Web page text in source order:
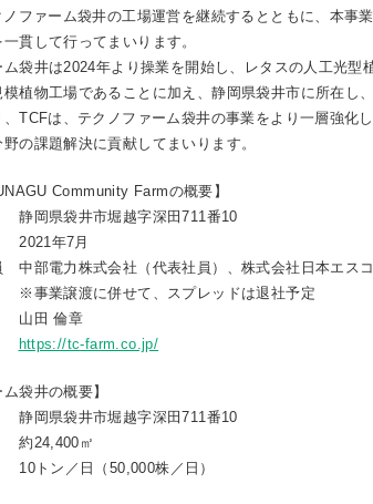
ファーム袋井の工場運営を継続するとともに、本事
貫して行ってまいります。
袋井は2024年より操業を開始し、レタスの人工光型
植物工場であることに加え、静岡県袋井市に所在
TCFは、テクノファーム袋井の事業をより一層強化
の課題解決に貢献してまいります。
Community Farmの概要】
岡県袋井市堀越字深田711番10
年7月
中部電力株式会社（代表社員）、株式会社日本エス
併せて、スプレッドは退社予定
山田 倫章
https://tc-farm.co.jp/
袋井の概要】
岡県袋井市堀越字深田711番10
24,400㎡
ン／日（50,000株／日）